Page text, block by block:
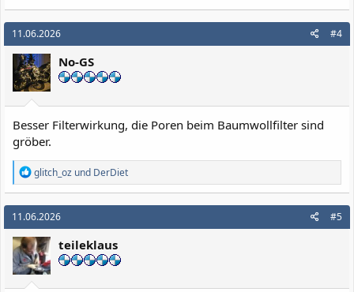
11.06.2026 #4
No-GS
Besser Filterwirkung, die Poren beim Baumwollfilter sind
gröber.
R
e
a
k
t
i
o
n
e
n
glitch_oz und DerDiet
11.06.2026 #5
teileklaus